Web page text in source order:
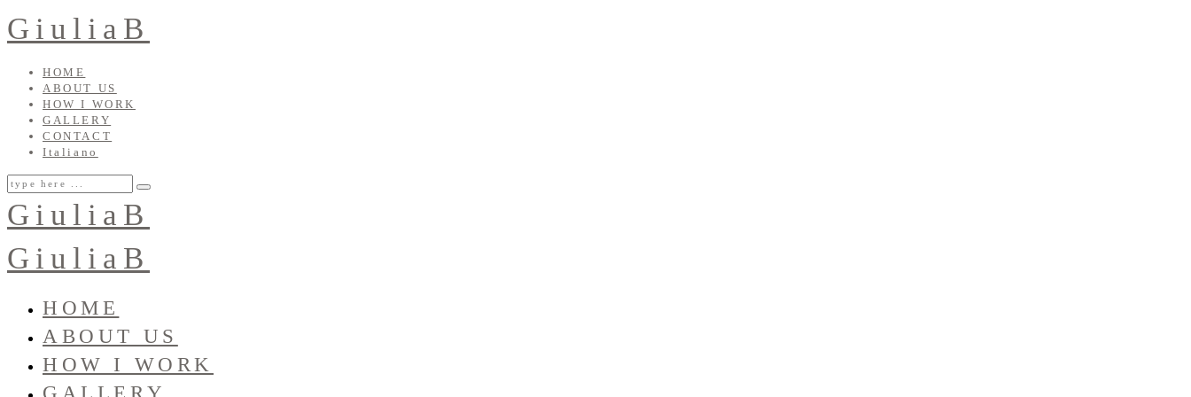
GiuliaB
HOME
ABOUT US
HOW I WORK
GALLERY
CONTACT
Italiano
GiuliaB
GiuliaB
HOME
ABOUT US
HOW I WORK